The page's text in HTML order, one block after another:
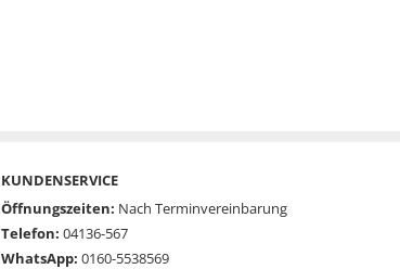
KUNDENSERVICE
Öffnungszeiten: Nach Terminvereinbarung
Telefon:04136-567
WhatsApp:0160-5538569